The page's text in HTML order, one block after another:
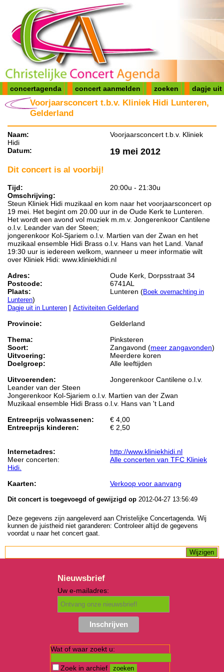
concertagenda concert aanmelden zoeken dagje uit
Voorjaarsconcert t.b.v. Kliniek Hidi Lunteren,
Gelderland
Naam:
Voorjaarsconcert t.b.v. Kliniek
Hidi
Datum:
19 mei 2012
Dit concert is al voorbij!
Tijd:
20:00u - 21:30u
Omschrijving:
Steun Kliniek Hidi muzikaal en kom naar het voorjaarsconcert op
19 mei. Het begint om 20.00 uur in de Oude Kerk te Lunteren.
Het wordt een avond vol muziek m.m.v. Jongerenkoor Cantilene
o.l.v. Leander van der Steen;
jongerenkoor Kol-Sjariem o.l.v. Martien van der Zwan en het
muzikaal ensemble Hidi Brass o.l.v. Hans van het Land. Vanaf
19:30 uur is iedereen welkom, wanneer u meer informatie wilt
over Kliniek Hidi: www.kliniekhidi.nl
Adres:
Oude Kerk, Dorpsstraat 34
Postcode:
6741AL
Plaats:
Lunteren (Boek overnachting in
Lunteren)
Dagje uit in Lunteren | Activiteiten Gelderland
Provincie:
Gelderland
Thema:
Pinksteren
Soort:
Zangavond (meer zangavonden)
Uitvoering:
Meerdere koren
Doelgroep:
Alle leeftijden
Uitvoerenden:
Jongerenkoor Cantilene o.l.v.
Leander van der Steen
Jongerenkoor Kol-Sjariem o.l.v. Martien van der Zwan
Muzikaal ensemble Hidi Brass o.l.v. Hans van 't Land
Entreeprijs volwassenen:
€ 4,00
Entreeprijs kinderen:
€ 2,50
Internetadres:
http://www.kliniekhidi.nl
Meer concerten:
Alle concerten van TFC Kliniek
Hidi.
Kaarten:
Verkoop voor aanvang
Dit concert is toegevoegd of gewijzigd op 2012-04-27 13:56:49
Deze gegevens zijn aangeleverd aan Christelijke Concertagenda. Wij
kunnen de juistheid niet garanderen: Controleer altijd de gegevens
voordat u naar het concert gaat.
Nieuwsbrief
Uw e-mailadres:
Wat of waar zoekt u:
Zoek in archief